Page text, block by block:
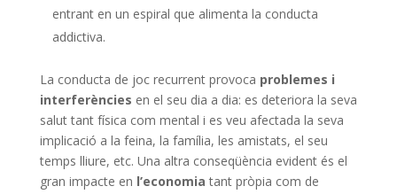
entrant en un espiral que alimenta la conducta
addictiva.
La conducta de joc recurrent provoca problemes i
interferències en el seu dia a dia: es deteriora la seva
salut tant física com mental i es veu afectada la seva
implicació a la feina, la família, les amistats, el seu
temps lliure, etc. Una altra conseqüència evident és el
gran impacte en l’economia tant pròpia com de